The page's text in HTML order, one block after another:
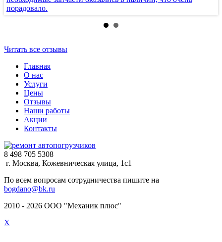
порадовало.
Читать все отзывы
Главная
О нас
Услуги
Цены
Отзывы
Наши работы
Акции
Контакты
8 498 705 5308
г. Москва, Кожевническая улица, 1с1
По всем вопросам сотрудничества пишите на
bogdano@bk.ru
2010 - 2026 ООО "Механик плюс"
X